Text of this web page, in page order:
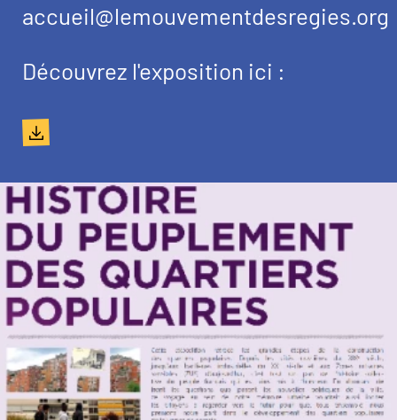
accueil@lemouvementdesregies.org
Découvrez l'exposition ici :
Document